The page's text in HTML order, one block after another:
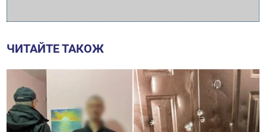
ЧИТАЙТЕ ТАКОЖ